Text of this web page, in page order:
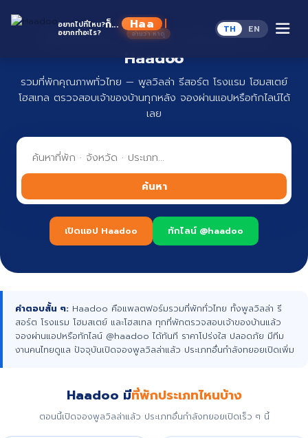
อยากไปที่ไหน?
อยากทำอะไร?
ก็... TH EN
ที่พักทั่วไทย จองง่าย ปลอดภัย กับ
Haadoo
รวมที่พักคุณภาพทั่วไทย — พูลวิลล่า รีสอร์ต โรงแรม โฮมสเตย์
โฮสเทล ตรวจสอบเจ้าของบ้านทุกหลัง จองผ่านแอปหรือทักไลน์ได้
เลย
ค้นหา
เปิดแอป Haadoo ทักไลน์ @haadoo
คำตอบสั้น ๆ: Haadoo คือแพลตฟอร์มรวมที่พักทั่วไทย ทั้งพูลวิลล่า รี
สอร์ต โรงแรม โฮมสเตย์ และโฮสเทล ทุกที่พักตรวจสอบเจ้าของบ้านแล้ว
จองผ่านแอปหรือทักไลน์ @haadoo ได้ทันที ราคาโปร่งใส ปลอดภัย มีทีม
งานคนไทยดูแล ปัจจุบันเปิดจองพูลวิลล่าแล้ว ประเภทอื่นกำลังทยอยเปิดเพิ่ม
Haadoo มีที่พักประเภทไหนบ้าง
ตอนนี้เปิดจองพูลวิลล่าแล้ว ประเภทอื่นกำลังทยอยเปิดเร็ว ๆ นี้